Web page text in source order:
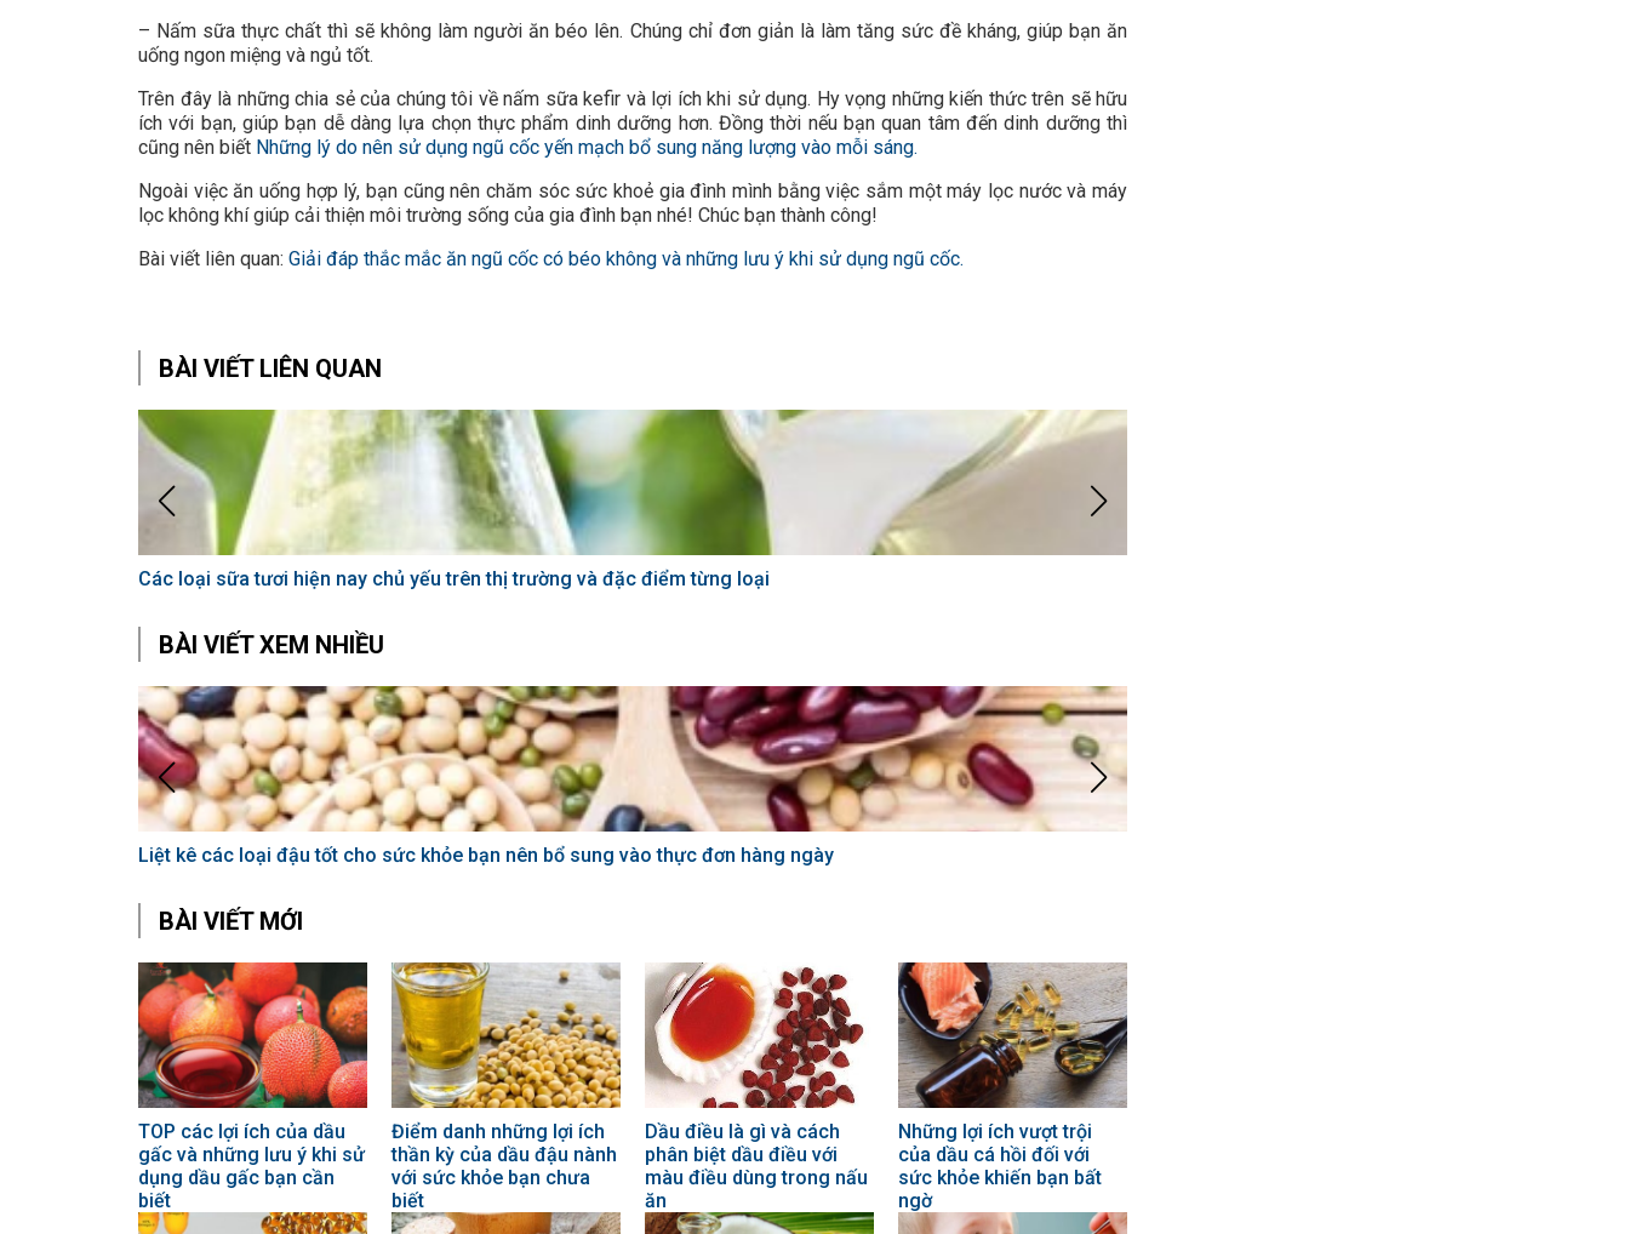
– Nấm sữa thực chất thì sẽ không làm người ăn béo lên. Chúng chỉ đơn giản là làm tăng sức đề kháng, giúp bạn ăn
uống ngon miệng và ngủ tốt.
Trên đây là những chia sẻ của chúng tôi về nấm sữa kefir và lợi ích khi sử dụng. Hy vọng những kiến thức trên sẽ hữu
ích với bạn, giúp bạn dễ dàng lựa chọn thực phẩm dinh dưỡng hơn. Đồng thời nếu bạn quan tâm đến dinh dưỡng thì
cũng nên biết Những lý do nên sử dụng ngũ cốc yến mạch bổ sung năng lượng vào mỗi sáng.
Ngoài việc ăn uống hợp lý, bạn cũng nên chăm sóc sức khoẻ gia đình mình bằng việc sắm một máy lọc nước và máy
lọc không khí giúp cải thiện môi trường sống của gia đình bạn nhé! Chúc bạn thành công!
Bài viết liên quan: Giải đáp thắc mắc ăn ngũ cốc có béo không và những lưu ý khi sử dụng ngũ cốc.
BÀI VIẾT LIÊN QUAN
Các loại sữa tươi hiện nay chủ yếu trên thị trường và đặc điểm từng loại
BÀI VIẾT XEM NHIỀU
Liệt kê các loại đậu tốt cho sức khỏe bạn nên bổ sung vào thực đơn hàng ngày
BÀI VIẾT MỚI
TOP các lợi ích của dầu
gấc và những lưu ý khi sử
dụng dầu gấc bạn cần
biết
Điểm danh những lợi ích
thần kỳ của dầu đậu nành
với sức khỏe bạn chưa
biết
Dầu điều là gì và cách
phân biệt dầu điều với
màu điều dùng trong nấu
ăn
Những lợi ích vượt trội
của dầu cá hồi đối với
sức khỏe khiến bạn bất
ngờ